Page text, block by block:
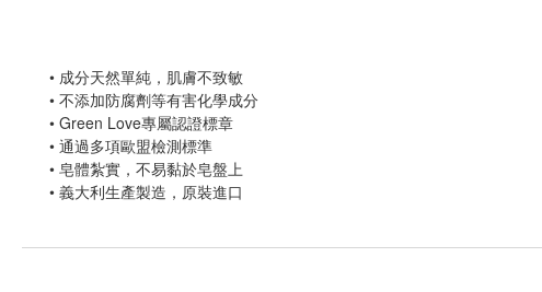
• 成分天然單純，肌膚不致敏
• 不添加防腐劑等有害化學成分
• Green Love專屬認證標章
• 通過多項歐盟檢測標準
• 皂體紮實，不易黏於皂盤上
• 義大利生產製造，原裝進口